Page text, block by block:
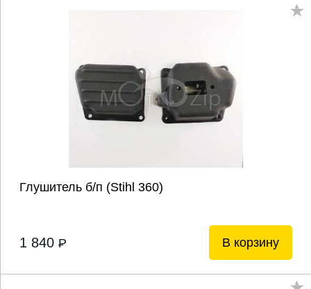
Глушитель б/п (Stihl 360)
1 840 P В корзину